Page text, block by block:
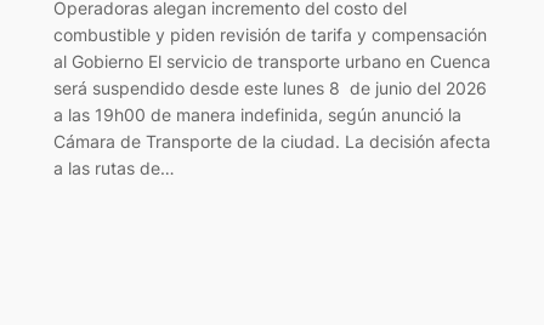
Operadoras alegan incremento del costo del
combustible y piden revisión de tarifa y compensación
al Gobierno El servicio de transporte urbano en Cuenca
será suspendido desde este lunes 8 de junio del 2026
a las 19h00 de manera indefinida, según anunció la
Cámara de Transporte de la ciudad. La decisión afecta
a las rutas de…